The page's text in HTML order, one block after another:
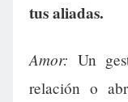
tus aliadas.
Amor: Un
relación o